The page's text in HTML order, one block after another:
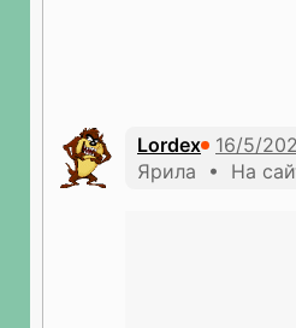
Lordex
Ярила • На